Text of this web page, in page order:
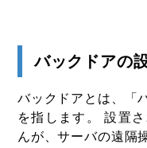
バックドアの
バックドアとは、「
を指します。 設置
んが、サーバの遠隔